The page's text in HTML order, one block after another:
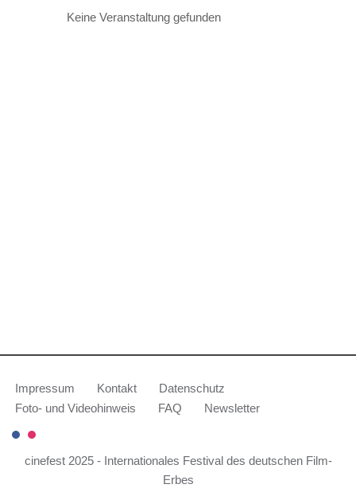
Keine Veranstaltung gefunden
Impressum Kontakt
Datenschutz
Foto- und Videohinweis
FAQ Newsletter
cinefest 2025 - Internationales Festival des deutschen Film-
Erbes